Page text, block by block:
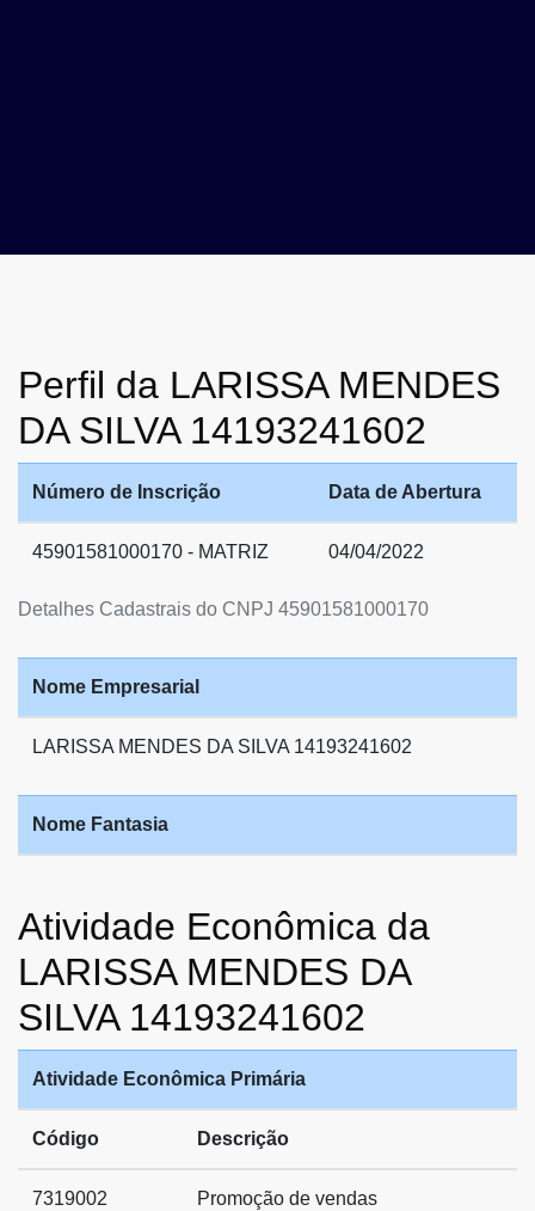
Perfil da LARISSA MENDES
DA SILVA 14193241602
Detalhes Cadastrais do CNPJ 45901581000170
Número de Inscrição Data de Abertura
45901581000170 - MATRIZ 04/04/2022
Nome Empresarial
LARISSA MENDES DA SILVA 14193241602
Nome Fantasia
Atividade Econômica da
LARISSA MENDES DA
SILVA 14193241602
Atividade Econômica Primária
Código Descrição
7319002 Promoção de vendas